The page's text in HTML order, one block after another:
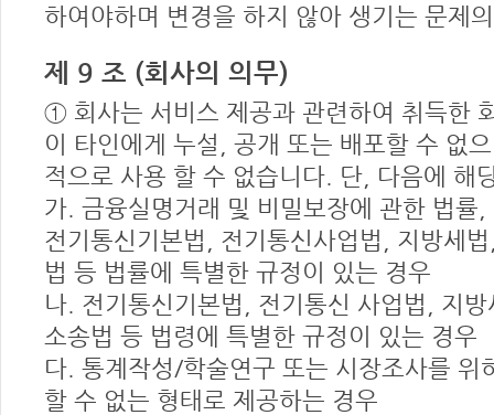
하여야하며 변경을 하지 않아 생기는 문제
제 9 조 (회사의 의무)
① 회사는 서비스 제공과 관련하여 취득한
이 타인에게 누설, 공개 또는 배포할 수 없
적으로 사용 할 수 없습니다. 단, 다음에 해
가. 금융실명거래 및 비밀보장에 관한 법
전기통신기본법, 전기통신사업법, 지방세
법 등 법률에 특별한 규정이 있는 경우
나. 전기통신기본법, 전기통신 사업법, 지
소송법 등 법령에 특별한 규정이 있는 경우
다. 통계작성/학술연구 또는 시장조사를
할 수 없는 형태로 제공하는 경우